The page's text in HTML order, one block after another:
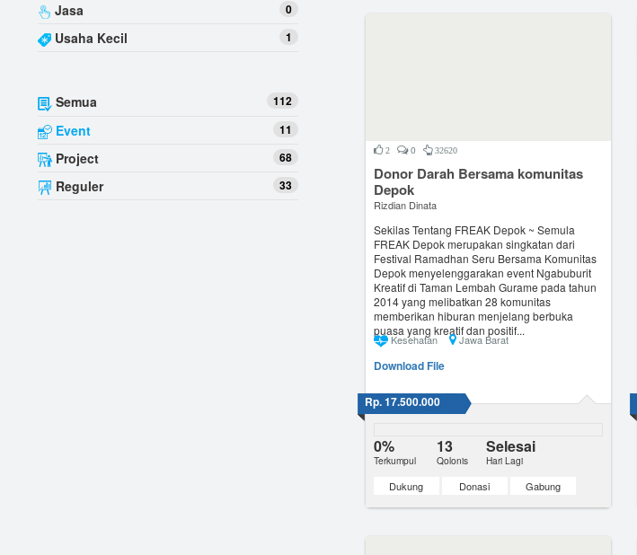
Jasa 0
Usaha Kecil 1
Semua 112
Event 11
Project 68
Reguler 33
2 0 32620
Donor Darah Bersama komunitas
Depok
Rizdian Dinata
Sekilas Tentang FREAK Depok ~ Semula
FREAK Depok merupakan singkatan dari
Festival Ramadhan Seru Bersama Komunitas
Depok menyelenggarakan event Ngabuburit
Kreatif di Taman Lembah Gurame pada tahun
2014 yang melibatkan 28 komunitas
memberikan hiburan menjelang berbuka
puasa yang kreatif dan positif...
Kesehatan Jawa Barat
Download File
Rp. 17.500.000
0% 13 Selesai
Terkumpul Qolonis Hari Lagi
Dukung Donasi Gabung